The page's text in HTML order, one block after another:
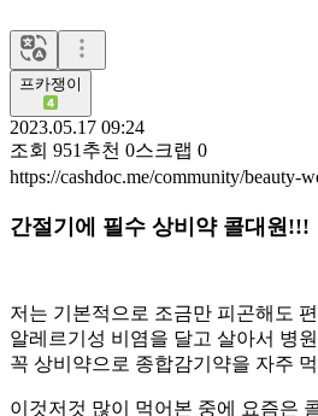
프카쟁이
2023.05.17 09:24
조회 951 추천 0스크랩 0
https://cashdoc.me/community/beauty-
간절기에 필수 상비약 콜대원!!!
저는 기본적으로 조금만 피곤해도
알레르기성 비염을 달고 살아서 병
꼭 상비약으로 종합감기약을 자주
이것저것 많이 먹어본 중에 요즘은